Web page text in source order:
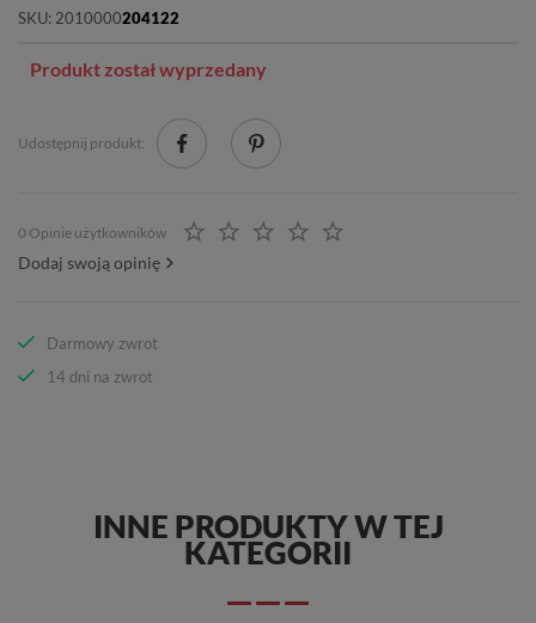
SKU: 2010000204122
Produkt został wyprzedany
Udostępnij produkt:
0 Opinie użytkowników
Dodaj swoją opinię
Darmowy zwrot
14 dni na zwrot
INNE PRODUKTY W TEJ
KATEGORII